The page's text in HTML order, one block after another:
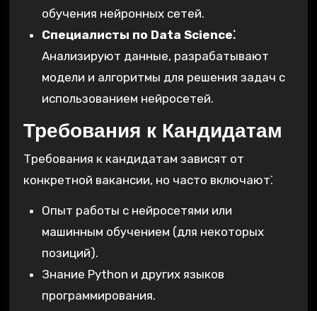
обучения нейронных сетей.
Специалисты по Data Science⁚
Анализируют данные, разрабатывают
модели и алгоритмы для решения задач с
использованием нейросетей.
Требования к Кандидатам
Требования к кандидатам зависят от
конкретной вакансии, но часто включают⁚
Опыт работы с нейросетями или
машинным обучением (для некоторых
позиций).
Знание Python и других языков
программирования.